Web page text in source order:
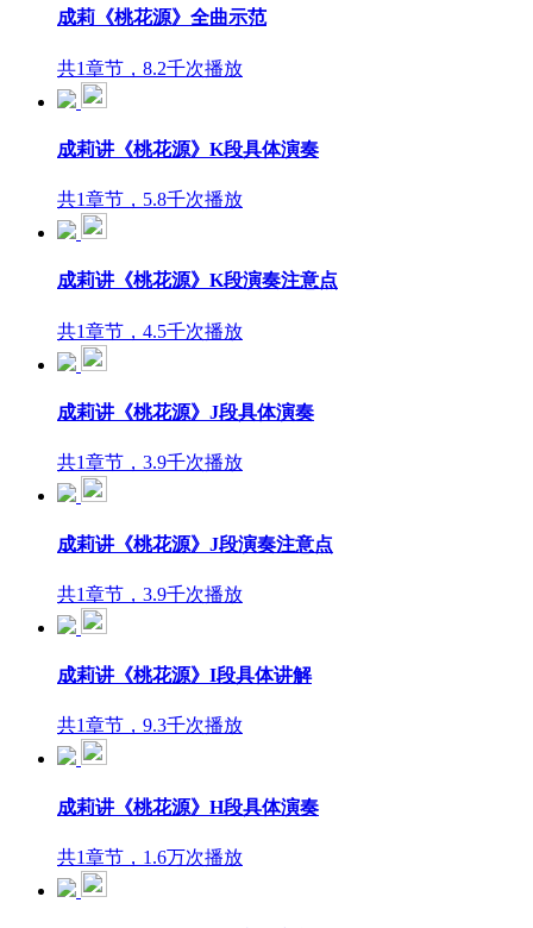
成莉《桃花源》全曲示范
共1章节，8.2千次播放
成莉讲《桃花源》K段具体演奏
共1章节，5.8千次播放
成莉讲《桃花源》K段演奏注意点
共1章节，4.5千次播放
成莉讲《桃花源》J段具体演奏
共1章节，3.9千次播放
成莉讲《桃花源》J段演奏注意点
共1章节，3.9千次播放
成莉讲《桃花源》I段具体讲解
共1章节，9.3千次播放
成莉讲《桃花源》H段具体演奏
共1章节，1.6万次播放